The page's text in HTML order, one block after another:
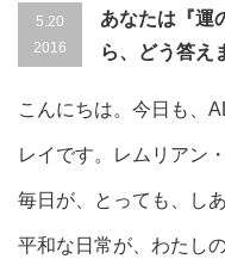
5.20
2016
あなたは『運
ら、どう答え
こんにちは。今日も、
レイです。レムリアン
毎日が、とっても、し
平和な日常が、わたし